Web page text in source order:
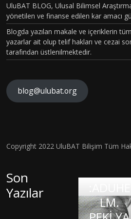
UluBAT BLOG, Ulusal Bilimsel
yönetilen ve finanse edilen kar amacı
Blogda yazılan makale ve içeriklerin
yazarlar ait olup telif hakları ve cezai
tarafından üstlenilmektedir.
blog@ulubat.org
Copyright 2022 UluBAT Bilişim Tüm
Son
Yazılar
İLK
TEDAVİ
:ADUHE
LM.
SI BİR
JASON
T